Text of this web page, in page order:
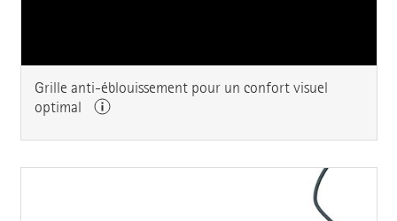
Grille anti-éblouissement pour un confort visuel
optimal